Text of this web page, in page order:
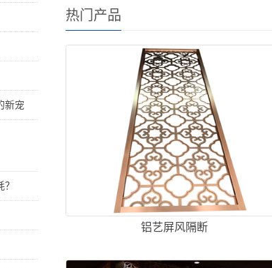
新宠
热门产品
铝艺屏风隔断